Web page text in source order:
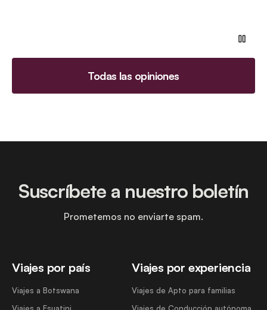
Todas las opiniones
Viajes por país
Viajes a Botswana
Viajes por experiencia
Viajes de Apto para familias
Suscríbete a nuestro boletín
Prometemos no enviarte spam.